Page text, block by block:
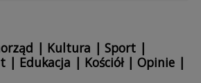
| Kultura | Sport |
| Edukacja | Kościół| Opinie |